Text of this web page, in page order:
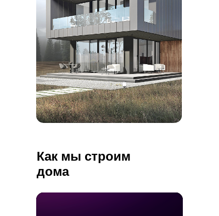
Как мы строим
дома